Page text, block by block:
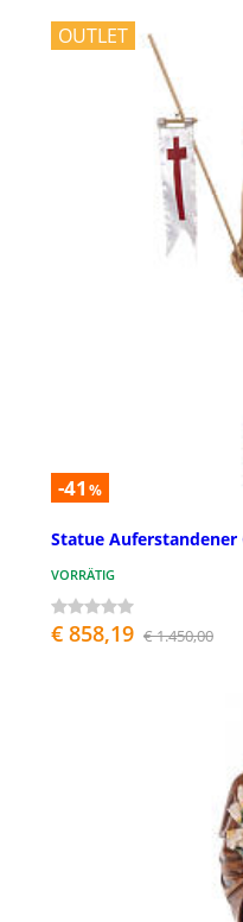
OUTLET
-41 %
Statue Auferstandener
VORRÄTIG
€ 858,19 € 1.450,00